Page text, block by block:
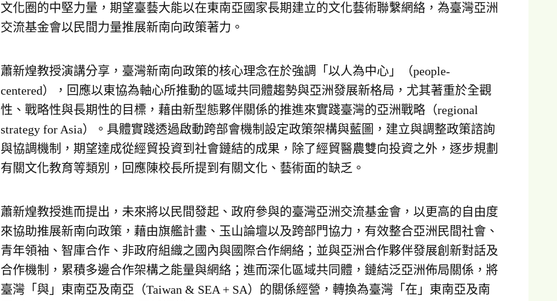
文化圈的中堅力量，期望臺藝大能以在東南亞國家長期建立的文化藝術聯繫網絡，為臺灣亞洲
交流基金會以民間力量推展新南向政策著力。
蕭新煌教授演講分享，臺灣新南向政策的核心理念在於強調「以人為中心」（people-
centered），回應以東協為軸心所推動的區域共同體趨勢與亞洲發展新格局，尤其著重於全觀
性、戰略性與長期性的目標，藉由新型態夥伴關係的推進來實踐臺灣的亞洲戰略（regional
strategy for Asia）。具體實踐透過啟動跨部會機制設定政策架構與藍圖，建立與調整政策諮詢
與協調機制，期望達成從經貿投資到社會鏈結的成果，除了經貿醫農雙向投資之外，逐步規劃
有關文化教育等類別，回應陳校長所提到有關文化、藝術面的缺乏。
蕭新煌教授進而提出，未來將以民間發起、政府參與的臺灣亞洲交流基金會，以更高的自由度
來協助推展新南向政策，藉由旗艦計畫、玉山論壇以及跨部門協力，有效整合亞洲民間社會、
青年領袖、智庫合作、非政府組織之國內與國際合作網絡；並與亞洲合作夥伴發展創新對話及
合作機制，累積多邊合作架構之能量與網絡；進而深化區域共同體，鏈結泛亞洲佈局關係，將
臺灣「與」東南亞及南亞（Taiwan & SEA + SA）的關係經營，轉換為臺灣「在」東南亞及南